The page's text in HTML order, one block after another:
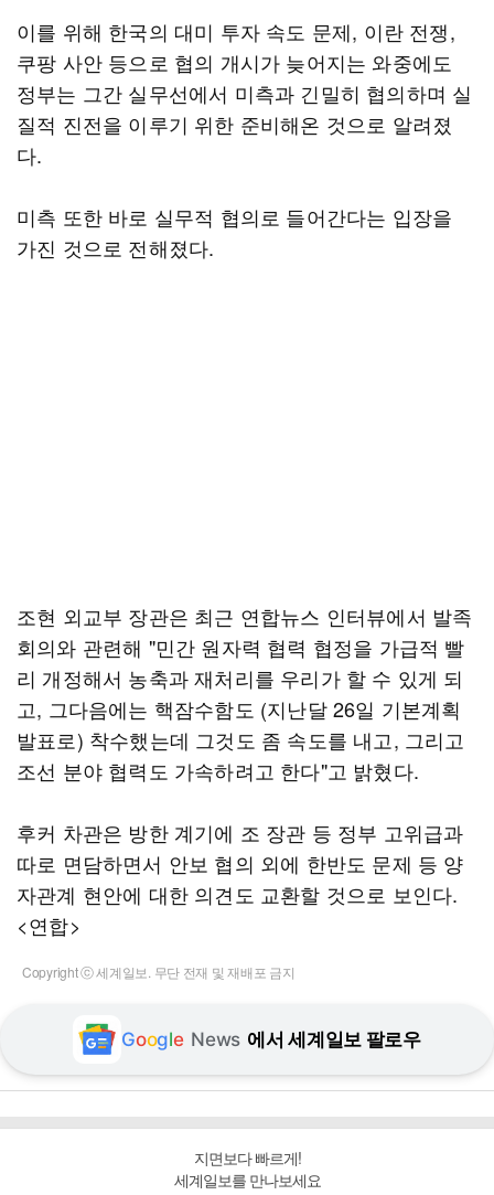
이를 위해 한국의 대미 투자 속도 문제, 이란 전쟁,
쿠팡 사안 등으로 협의 개시가 늦어지는 와중에도
정부는 그간 실무선에서 미측과 긴밀히 협의하며 실
질적 진전을 이루기 위한 준비해온 것으로 알려졌
다.
미측 또한 바로 실무적 협의로 들어간다는 입장을
가진 것으로 전해졌다.
조현 외교부 장관은 최근 연합뉴스 인터뷰에서 발족
회의와 관련해 "민간 원자력 협력 협정을 가급적 빨
리 개정해서 농축과 재처리를 우리가 할 수 있게 되
고, 그다음에는 핵잠수함도 (지난달 26일 기본계획
발표로) 착수했는데 그것도 좀 속도를 내고, 그리고
조선 분야 협력도 가속하려고 한다"고 밝혔다.
후커 차관은 방한 계기에 조 장관 등 정부 고위급과
따로 면담하면서 안보 협의 외에 한반도 문제 등 양
자관계 현안에 대한 의견도 교환할 것으로 보인다.
<연합>
Copyright ⓒ 세계일보. 무단 전재 및 재배포 금지
Google News 에서 세계일보 팔로우
지면보다 빠르게!
세계일보를 만나보세요